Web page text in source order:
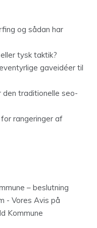
og sådan har
tysk taktik?
gaveidéer til
traditionelle seo-
rangeringer af
– beslutning
- Vores Avis på
Kommune